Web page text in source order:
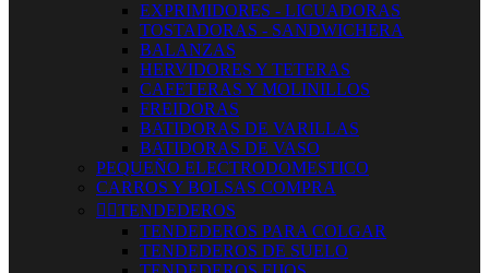
EXPRIMIDORES - LICUADORAS
TOSTADORAS - SANDWICHERA
BALANZAS
HERVIDORES Y TETERAS
CAFETERAS Y MOLINILLOS
FREIDORAS
BATIDORAS DE VARILLAS
BATIDORAS DE VASO
PEQUEÑO ELECTRODOMESTICO
CARROS Y BOLSAS COMPRA
 TENDEDEROS
TENDEDEROS PARA COLGAR
TENDEDEROS DE SUELO